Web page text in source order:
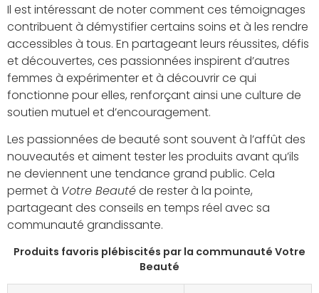
Il est intéressant de noter comment ces témoignages
contribuent à démystifier certains soins et à les rendre
accessibles à tous. En partageant leurs réussites, défis
et découvertes, ces passionnées inspirent d’autres
femmes à expérimenter et à découvrir ce qui
fonctionne pour elles, renforçant ainsi une culture de
soutien mutuel et d’encouragement.
Les passionnées de beauté sont souvent à l’affût des
nouveautés et aiment tester les produits avant qu’ils
ne deviennent une tendance grand public. Cela
permet à Votre Beautéde rester à la pointe,
partageant des conseils en temps réel avec sa
communauté grandissante.
Produits favoris plébiscités par la communauté Votre
Beauté